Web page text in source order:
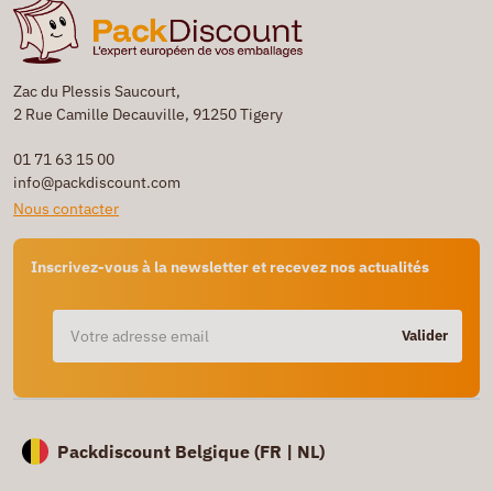
Zac du Plessis Saucourt,
2 Rue Camille Decauville, 91250 Tigery
01 71 63 15 00
info@packdiscount.com
Nous contacter
Inscrivez-vous à la newsletter et recevez nos actualités
Valider
Packdiscount Belgique (FR | NL)